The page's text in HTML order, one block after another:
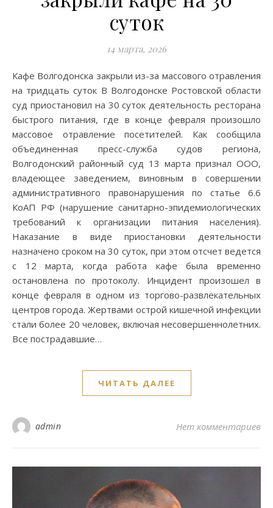
суток
14 марта, 2026
Кафе Волгодонска закрыли из-за массового отравления
на тридцать суток В Волгодонске Ростовской области
суд приостановил на 30 суток деятельность ресторана
быстрого питания, где в конце февраля произошло
массовое отравление посетителей. Как сообщила
объединенная пресс-служба судов региона,
Волгодонский районный суд 13 марта признал ООО,
владеющее заведением, виновным в совершении
административного правонарушения по статье 6.6
КоАП РФ (нарушение санитарно-эпидемиологических
требований к организации питания населения).
Наказание в виде приостановки деятельности
назначено сроком на 30 суток, при этом отсчет ведется
с 12 марта, когда работа кафе была временно
остановлена по протоколу. Инцидент произошел в
конце февраля в одном из торгово-развлекательных
центров города. Жертвами острой кишечной инфекции
стали более 20 человек, включая несовершеннолетних.
Все пострадавшие…
ЧИТАТЬ ДАЛЕЕ
admin Нет комментариев